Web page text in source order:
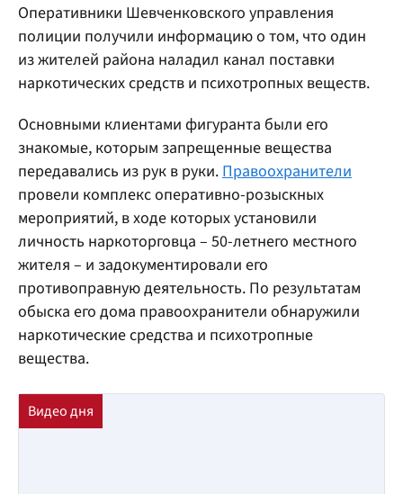
Оперативники Шевченковского управления
полиции получили информацию о том, что один
из жителей района наладил канал поставки
наркотических средств и психотропных веществ.
Основными клиентами фигуранта были его
знакомые, которым запрещенные вещества
передавались из рук в руки. Правоохранители
провели комплекс оперативно-розыскных
мероприятий, в ходе которых установили
личность наркоторговца – 50-летнего местного
жителя – и задокументировали его
противоправную деятельность. По результатам
обыска его дома правоохранители обнаружили
наркотические средства и психотропные
вещества.